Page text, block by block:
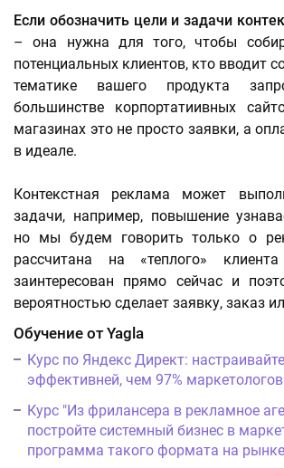
Если обозначить цели и задачи
– она нужна для того, чтобы
потенциальных клиентов, кто вводит
тематике вашего продукта
большинстве корпортатиивных
магазинах это не просто заявки, а
в идеале.
Контекстная реклама может
задачи, например, повышение
но мы будем говорить только о
рассчитана на «теплого»
заинтересован прямо сейчас и
вероятностью сделает заявку, заказ
Обучение от Yagla
Курс по Яндекс Директ:
эффективней, чем 97% маркетологов
Курс "Из фрилансера в рекламное
постройте системный бизнес в
программа такого формата на